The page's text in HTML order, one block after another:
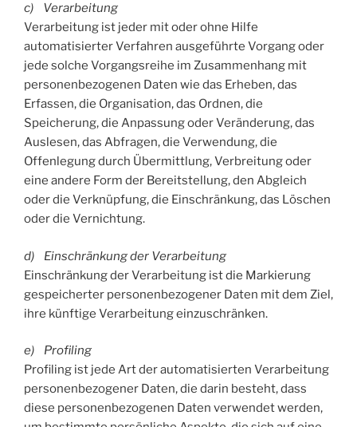
c) Verarbeitung
Verarbeitung ist jeder mit oder ohne Hilfe
automatisierter Verfahren ausgeführte Vorgang oder
jede solche Vorgangsreihe im Zusammenhang mit
personenbezogenen Daten wie das Erheben, das
Erfassen, die Organisation, das Ordnen, die
Speicherung, die Anpassung oder Veränderung, das
Auslesen, das Abfragen, die Verwendung, die
Offenlegung durch Übermittlung, Verbreitung oder
eine andere Form der Bereitstellung, den Abgleich
oder die Verknüpfung, die Einschränkung, das Löschen
oder die Vernichtung.
d) Einschränkung der Verarbeitung
Einschränkung der Verarbeitung ist die Markierung
gespeicherter personenbezogener Daten mit dem Ziel,
ihre künftige Verarbeitung einzuschränken.
e) Profiling
Profiling ist jede Art der automatisierten Verarbeitung
personenbezogener Daten, die darin besteht, dass
diese personenbezogenen Daten verwendet werden,